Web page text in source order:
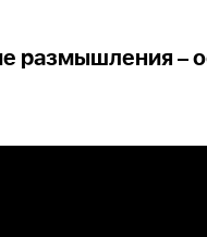
размышления –